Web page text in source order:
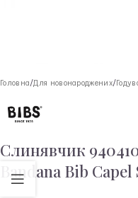
Головна /Для новонароджених/
Слинявчик
Bandana Bib Capel